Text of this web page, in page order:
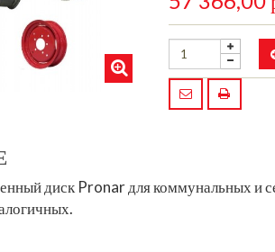
диск Pronar для коммунальных и